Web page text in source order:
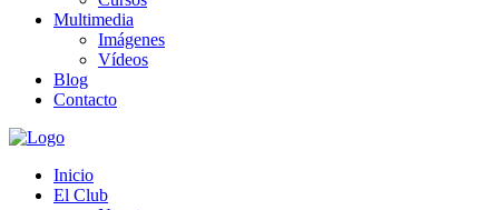
Multimedia
Imágenes
Vídeos
Blog
Contacto
Inicio
El Club